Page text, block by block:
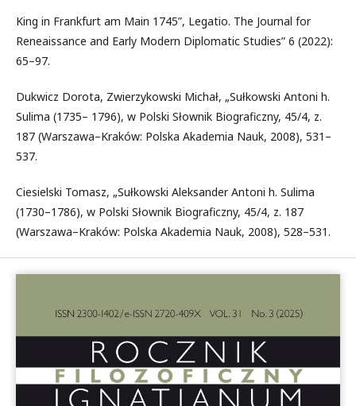
King in Frankfurt am Main 1745”, Legatio. The Journal for
Reneaissance and Early Modern Diplomatic Studies” 6 (2022):
65–97.
Dukwicz Dorota, Zwierzykowski Michał, „Sułkowski Antoni h.
Sulima (1735– 1796), w Polski Słownik Biograficzny, 45/4, z.
187 (Warszawa–Kraków: Polska Akademia Nauk, 2008), 531–
537.
Ciesielski Tomasz, „Sułkowski Aleksander Antoni h. Sulima
(1730–1786), w Polski Słownik Biograficzny, 45/4, z. 187
(Warszawa–Kraków: Polska Akademia Nauk, 2008), 528–531.